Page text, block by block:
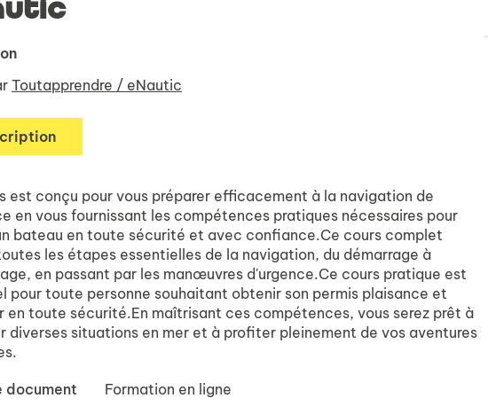
Toutapprendre / eNautic
est conçu pour vous préparer efficacement à la navigation de
en vous fournissant les compétences pratiques nécessaires pour
bateau en toute sécurité et avec confiance.Ce cours complet
les étapes essentielles de la navigation, du démarrage à
en passant par les manœuvres d'urgence.Ce cours pratique est
pour toute personne souhaitant obtenir son permis plaisance et
en toute sécurité.En maîtrisant ces compétences, vous serez prêt à
diverses situations en mer et à profiter pleinement de vos aventures
document Formation en ligne